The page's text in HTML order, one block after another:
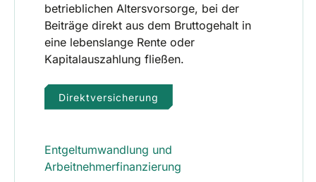
betrieblichen Altersvorsorge, bei der
Beiträge direkt aus dem Bruttogehalt in
eine lebenslange Rente oder
Kapitalauszahlung fließen.
Direktversicherung
Entgeltumwandlung und
Arbeitnehmerfinanzierung